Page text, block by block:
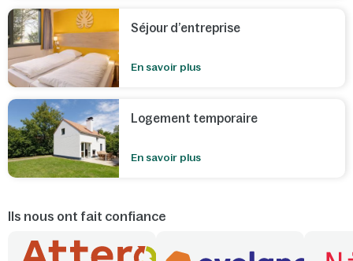
Séjour d’entreprise
En savoir plus
Logement temporaire
En savoir plus
Ils nous ont fait confiance